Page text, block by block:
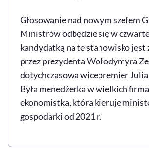
Głosowanie nad nowym szefem
Ministrów odbędzie się w
kandydatką na te stanowisko jest
przez prezydenta Wołodymyra
dotychczasowa wicepremier
Była menedżerka w wielkich
ekonomistka, która kieruje
gospodarki od 2021 r.